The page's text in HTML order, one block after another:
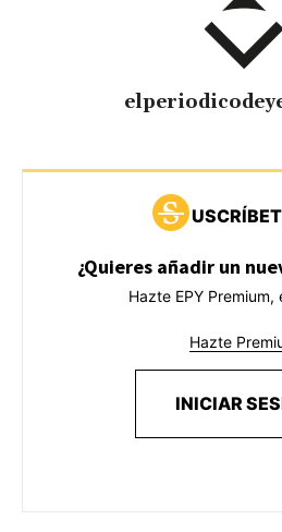
¿Quieres añadir un
Hazte EPY Premium,
Hazte
INICIAR